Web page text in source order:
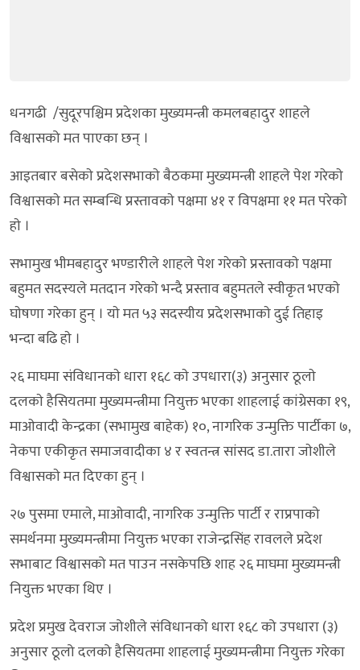
धनगढी /सुदूरपश्चिम प्रदेशका मुख्यमन्त्री कमलबहादुर शाहले
विश्वासको मत पाएका छन् ।
आइतबार बसेकाे प्रदेशसभाकाे बैठकमा मुख्यमन्त्री शाहले पेश गरेकाे
विश्वासकाे मत सम्बन्धि प्रस्तावकाे पक्षमा ४१ र विपक्षमा ११ मत परेकाे
हाे ।
सभामुख भीमबहादुर भण्डारीले शाहले पेश गरेकाे प्रस्तावकाे पक्षमा
बहुमत सदस्यले मतदान गरेकाे भन्दै प्रस्ताव बहुमतले स्वीकृत भएकाे
घाेषणा गरेका हुन् । याे मत ५३ सदस्यीय प्रदेशसभाकाे दुई तिहाइ
भन्दा बढि हाे ।
२६ माघमा संविधानकाे धारा १६८ काे उपधारा(३) अनुसार ठूलाे
दलकाे हैसियतमा मुख्यमन्त्रीमा नियुक्त भएका शाहलाई कांग्रेसका १९,
माओवादी केन्द्रका (सभामुख बाहेक) १०, नागरिक उन्मुक्ति पार्टीका ७,
नेकपा एकीकृत समाजवादीका ४ र स्वतन्त्र सांसद डा.तारा जाेशीले
विश्वासकाे मत दिएका हुन् ।
२७ पुसमा एमाले, माओवादी, नागरिक उन्मुक्ति पार्टी र राप्रपाको
समर्थनमा मुख्यमन्त्रीमा नियुक्त भएका राजेन्द्रसिंह रावलले प्रदेश
सभाबाट विश्वासको मत पाउन नसकेपछि शाह २६ माघमा मुख्यमन्त्री
नियुक्त भएका थिए ।
प्रदेश प्रमुख देवराज जोशीले संविधानको धारा १६८ को उपधारा (३)
अनुसार ठूलो दलको हैसियतमा शाहलाई मुख्यमन्त्रीमा नियुक्त गरेका